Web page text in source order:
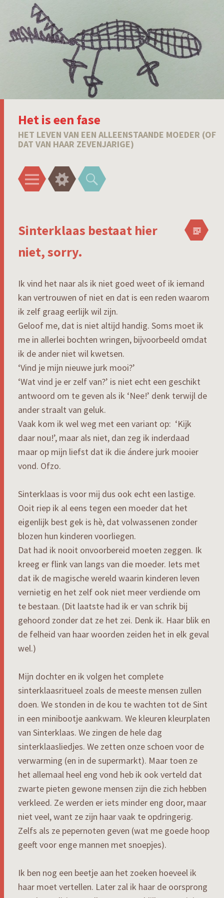
Het is een fase
HET LEVEN VAN EEN ALLEENSTAANDE MOEDER (OF
DAT VAN HAAR ZEVENJARIGE)
Menu Widgets Zoeken
Sinterklaas bestaat hier
niet, sorry.
Ik vind het naar als ik niet goed weet of ik iemand
kan vertrouwen of niet en dat is een reden waarom
ik zelf graag eerlijk wil zijn.
Geloof me, dat is niet altijd handig. Soms moet ik
me in allerlei bochten wringen, bijvoorbeeld omdat
ik de ander niet wil kwetsen.
‘Vind je mijn nieuwe jurk mooi?’
‘Wat vind je er zelf van?’ is niet echt een geschikt
antwoord om te geven als ik ‘Nee!’ denk terwijl de
ander straalt van geluk.
Vaak kom ik wel weg met een variant op: ‘Kijk
daar nou!’, maar als niet, dan zeg ik inderdaad
maar op mijn liefst dat ik die ándere jurk mooier
vond. Ofzo.
Sinterklaas is voor mij dus ook echt een lastige.
Ooit riep ik al eens tegen een moeder dat het
eigenlijk best gek is hè, dat volwassenen zonder
blozen hun kinderen voorliegen.
Dat had ik nooit onvoorbereid moeten zeggen. Ik
kreeg er flink van langs van die moeder. Iets met
dat ik de magische wereld waarin kinderen leven
vernietig en het zelf ook niet meer verdiende om
te bestaan. (Dit laatste had ik er van schrik bij
gehoord zonder dat ze het zei. Denk ik. Haar blik en
de felheid van haar woorden zeiden het in elk geval
wel.)
Mijn dochter en ik volgen het complete
sinterklaasritueel zoals de meeste mensen zullen
doen. We stonden in de kou te wachten tot de Sint
in een minibootje aankwam. We kleuren kleurplaten
van Sinterklaas. We zingen de hele dag
sinterklaasliedjes. We zetten onze schoen voor de
verwarming (en in de supermarkt). Maar toen ze
het allemaal heel eng vond heb ik ook verteld dat
zwarte pieten gewone mensen zijn die zich hebben
verkleed. Ze werden er iets minder eng door, maar
niet veel, want ze zijn haar vaak te opdringerig.
Zelfs als ze pepernoten geven (wat me goede hoop
geeft voor enge mannen met snoepjes).
Ik ben nog een beetje aan het zoeken hoeveel ik
haar moet vertellen. Later zal ik haar de oorsprong